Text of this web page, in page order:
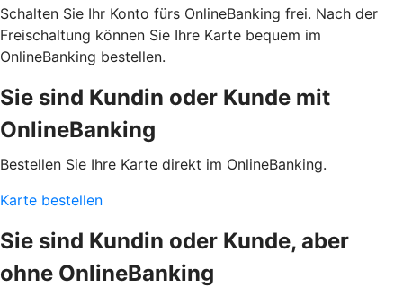
Schalten Sie Ihr Konto fürs OnlineBanking frei. Nach der
Freischaltung können Sie Ihre Karte bequem im
OnlineBanking bestellen.
Sie sind Kundin oder Kunde mit
OnlineBanking
Bestellen Sie Ihre Karte direkt im OnlineBanking.
Karte bestellen
Sie sind Kundin oder Kunde, aber
ohne OnlineBanking